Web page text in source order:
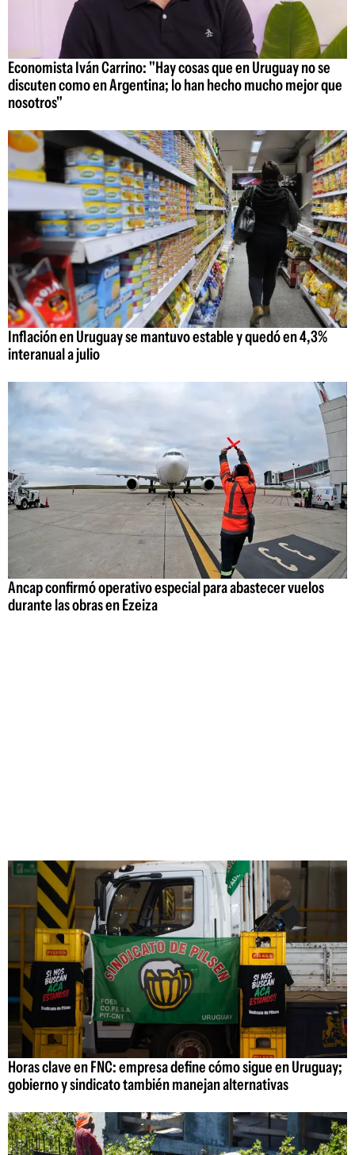
Economista Iván Carrino: "Hay cosas que en Uruguay no se
discuten como en Argentina; lo han hecho mucho mejor que
nosotros"
Inflación en Uruguay se mantuvo estable y quedó en 4,3%
interanual a julio
Ancap confirmó operativo especial para abastecer vuelos
durante las obras en Ezeiza
Horas clave en FNC: empresa define cómo sigue en Uruguay;
gobierno y sindicato también manejan alternativas